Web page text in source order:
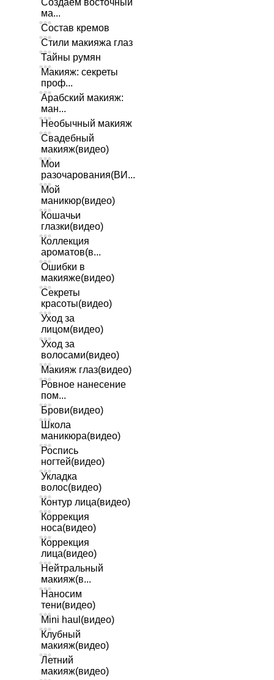
Создаем восточный
ма...
Состав кремов
Стили макияжа глаз
Тайны румян
Макияж: секреты
проф...
Арабский макияж:
ман...
Необычный макияж
Свадебный
макияж(видео)
Мои
разочарования(ВИ...
Мой
маникюр(видео)
Кошачьи
глазки(видео)
Коллекция
ароматов(в...
Ошибки в
макияже(видео)
Секреты
красоты(видео)
Уход за
лицом(видео)
Уход за
волосами(видео)
Макияж глаз(видео)
Ровное нанесение
пом...
Брови(видео)
Школа
маникюра(видео)
Роспись
ногтей(видео)
Укладка
волос(видео)
Контур лица(видео)
Коррекция
носа(видео)
Коррекция
лица(видео)
Нейтральный
макияж(в...
Наносим
тени(видео)
Mini haul(видео)
Клубный
макияж(видео)
Летний
макияж(видео)